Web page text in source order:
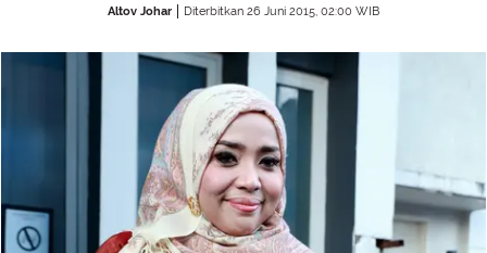
Altov Johar Diterbitkan 26 Juni 2015, 02:00 WIB